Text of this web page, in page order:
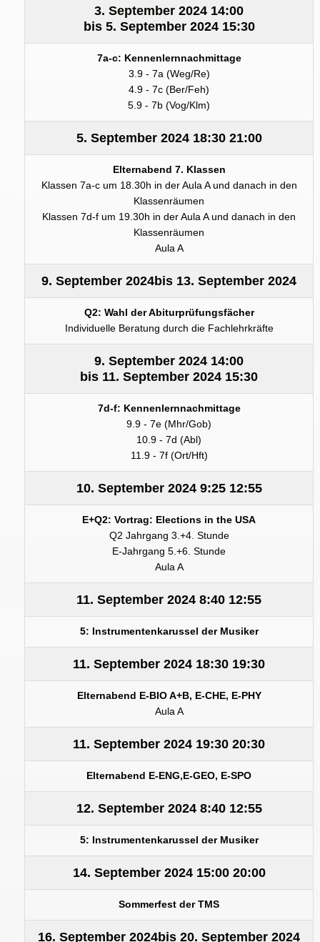
3. September 2024 14:00
bis 5. September 202415:30
7a-c: Kennenlernnachmittage
3.9 - 7a (Weg/Re)
4.9 - 7c (Ber/Feh)
5.9 - 7b (Vog/Klm)
5. September 202418:30 21:00
Elternabend 7. Klassen
Klassen 7a-c um 18.30h in der Aula A und danach in den
Klassenräumen
Klassen 7d-f um 19.30h in der Aula A und danach in den
Klassenräumen
Aula A
9. September 2024bis 13. September 2024
Q2: Wahl der Abiturprüfungsfächer
Individuelle Beratung durch die Fachlehrkräfte
9. September 2024 14:00
bis 11. September 2024 15:30
7d-f: Kennenlernnachmittage
9.9 - 7e (Mhr/Gob)
10.9 - 7d (Abl)
11.9 - 7f (Ort/Hft)
10. September 20249:25 12:55
E+Q2: Vortrag: Elections in the USA
Q2 Jahrgang 3.+4. Stunde
E-Jahrgang 5.+6. Stunde
Aula A
11. September 2024 8:40 12:55
5: Instrumentenkarussel der Musiker
11. September 2024 18:30 19:30
Elternabend E-BIO A+B, E-CHE, E-PHY
Aula A
11. September 2024 19:30 20:30
Elternabend E-ENG,E-GEO, E-SPO
12. September 20248:40 12:55
5: Instrumentenkarussel der Musiker
14. September 202415:00 20:00
Sommerfest der TMS
16. September 2024bis 20. September 2024